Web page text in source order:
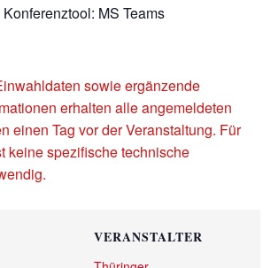
MS Teams
sowie ergänzende
erhalten alle angemeldeten
einen Tag vor der Veranstaltung. Für
keine spezifische technische
VERANSTALTER